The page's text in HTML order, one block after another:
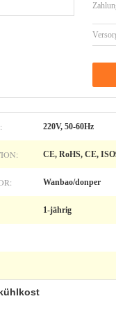
220V, 50-60Hz
CE, RoHS, CE,
Wanbao/donper
1-jährig